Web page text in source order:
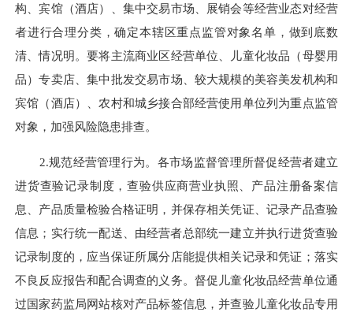
构、宾馆（酒店）、集中交易市场、展销会等经营业态对经营
者进行合理分类，确定本辖区重点监管对象名单，做到底数
清、情况明。要将主流商业区经营单位、儿童化妆品（母婴用
品）专卖店、集中批发交易市场、较大规模的美容美发机构和
宾馆（酒店）、农村和城乡接合部经营使用单位列为重点监管
对象，加强风险隐患排查。
2.规范经营管理行为。各市场监督管理所督促经营者建立
进货查验记录制度，查验供应商营业执照、产品注册备案信
息、产品质量检验合格证明，并保存相关凭证、记录产品查验
信息；实行统一配送、由经营者总部统一建立并执行进货查验
记录制度的，应当保证所属分店能提供相关记录和凭证；落实
不良反应报告和配合调查的义务。督促儿童化妆品经营单位通
过国家药监局网站核对产品标签信息，并查验儿童化妆品专用